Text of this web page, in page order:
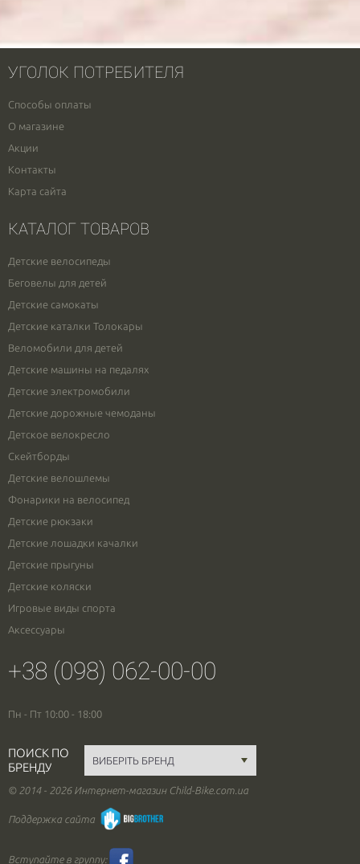
УГОЛОК ПОТРЕБИТЕЛЯ
Способы оплаты
О магазине
Акции
Контакты
Карта сайта
КАТАЛОГ ТОВАРОВ
Детские велосипеды
Беговелы для детей
Детские самокаты
Детские каталки Толокары
Веломобили для детей
Детские машины на педалях
Детские электромобили
Детские дорожные чемоданы
Детское велокресло
Скейтборды
Детские велошлемы
Фонарики на велосипед
Детские рюкзаки
Детские лошадки качалки
Детские прыгуны
Детские коляски
Игровые виды спорта
Аксессуары
+38 (098) 062-00-00
Пн - Пт 10:00 - 18:00
ПОИСК ПО
БРЕНДУ
© 2014 - 2026 Интернет-магазин Child-Bike.com.ua
Поддержка сайта
Вступайте в группу: